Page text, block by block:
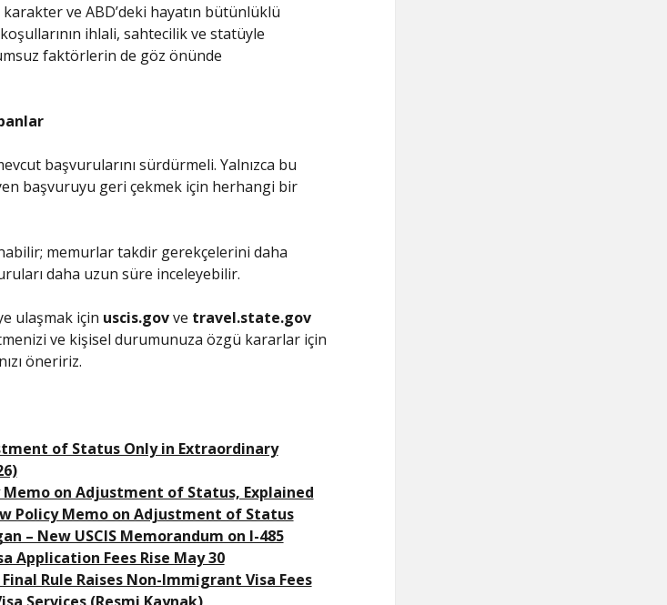
ve ABD’deki hayatın bütünlüklü
ihlali, sahtecilik ve statüyle
faktörlerin de göz önünde
başvurularını sürdürmeli. Yalnızca bu
başvuruyu geri çekmek için herhangi bir
memurlar takdir gerekçelerini daha
daha uzun süre inceleyebilir.
ulaşmak için uscis.govve travel.state.gov
ve kişisel durumunuza özgü kararlar için
öneririz.
of Status Only in Extraordinary
Memo on Adjustment of Status, Explained
Policy Memo on Adjustment of Status
– New USCIS Memorandum on I-485
Application Fees Rise May 30
Rule Raises Non-Immigrant Visa Fees
Services (Resmi Kaynak)